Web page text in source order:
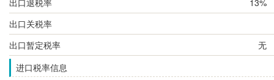
出口关税率
出口暂定税率
无
进口税率信息